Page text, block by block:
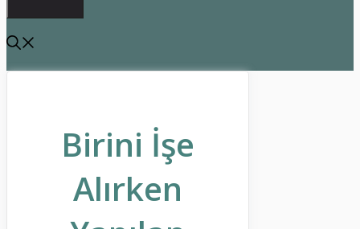
Birini İşe
Alırken